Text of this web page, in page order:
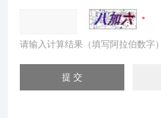
请输入计算结果（填写阿拉伯数字